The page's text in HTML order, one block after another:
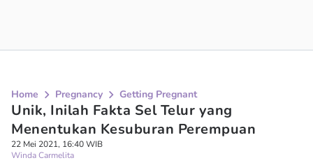
Home Pregnancy Getting Pregnant
Unik, Inilah Fakta Sel Telur yang
Menentukan Kesuburan Perempuan
22 Mei 2021, 16:40 WIB
Winda Carmelita